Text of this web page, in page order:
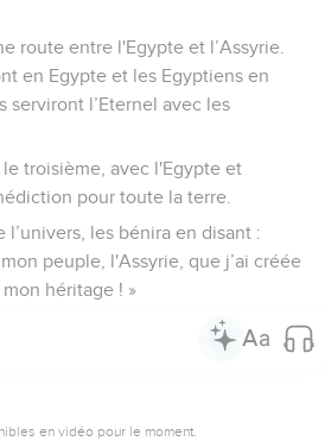
route entre l'Egypte et l’Assyrie.
en Egypte et les Egyptiens en
serviront l’Eternel avec les
le troisième, avec l'Egypte et
pour toute la terre.
l’univers, les bénira en disant :
peuple, l'Assyrie, que j’ai créée
héritage ! »
en vidéo pour le moment.